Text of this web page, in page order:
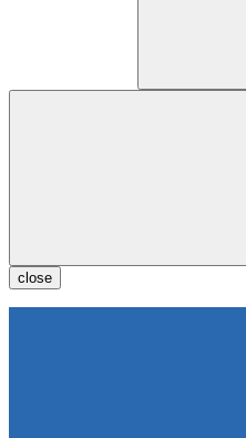
close